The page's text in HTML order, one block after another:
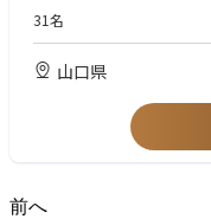
31名
山口県
前へ